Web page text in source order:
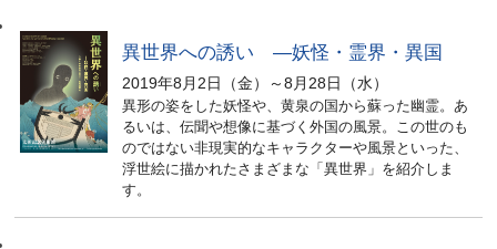
異世界への誘い ―妖怪・霊界・異国
2019年8月2日（金）～8月28日（水）
異形の姿をした妖怪や、黄泉の国から蘇った幽霊。あ
るいは、伝聞や想像に基づく外国の風景。この世のも
のではない非現実的なキャラクターや風景といった、
浮世絵に描かれたさまざまな「異世界」を紹介しま
す。